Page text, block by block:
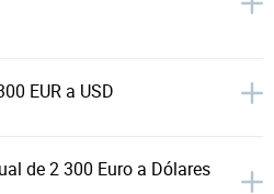
EUR a USD
de 2 300 Euro a Dólares